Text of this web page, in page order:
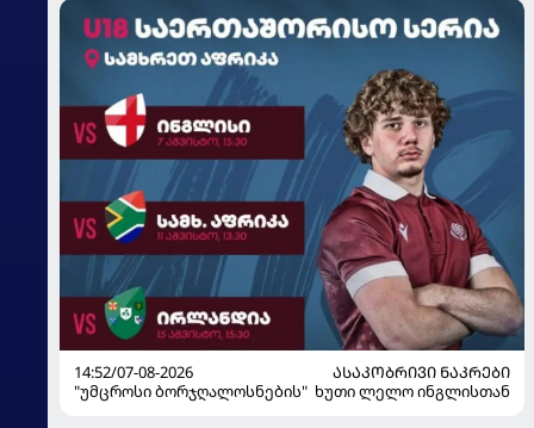
14:52/07-08-2026
ᲐᲡᲐᲙᲝᲑᲠᲘᲕᲘ ᲜᲐᲙᲠᲔᲑᲘ
"უმცროსი ბორჯღალოსნების" ხუთი ლელო ინგლისთან